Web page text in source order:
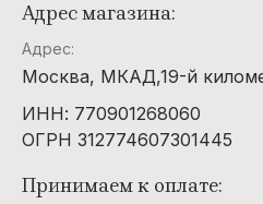
Адрес магазина:
Адрес:
Москва, МКАД,19-й
ИНН: 770901268060
ОГРН 312774607301445
Принимаем к оплате: